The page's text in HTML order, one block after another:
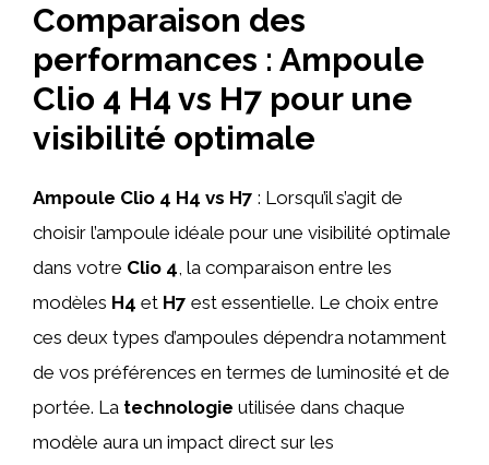
Comparaison des
performances : Ampoule
Clio 4 H4 vs H7 pour une
visibilité optimale
Ampoule Clio 4 H4 vs H7 : Lorsqu’il s’agit de
choisir l’ampoule idéale pour une visibilité optimale
dans votre Clio 4, la comparaison entre les
modèles H4 et H7 est essentielle. Le choix entre
ces deux types d’ampoules dépendra notamment
de vos préférences en termes de luminosité et de
portée. La technologie utilisée dans chaque
modèle aura un impact direct sur les